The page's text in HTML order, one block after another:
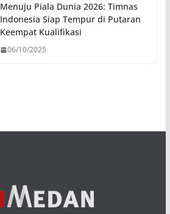
Menuju Piala Dunia 2026: Timnas
Indonesia Siap Tempur di Putaran
Keempat Kualifikasi
06/10/2025